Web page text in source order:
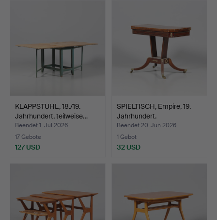
KLAPPSTUHL, 18./19.
Jahrhundert, teilweise…
Beendet 1. Jul 2026
17 Gebote
127 USD
SPIELTISCH, Empire, 19.
Jahrhundert.
Beendet 20. Jun 2026
1 Gebot
32 USD